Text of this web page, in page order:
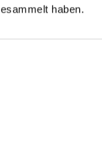
haben.